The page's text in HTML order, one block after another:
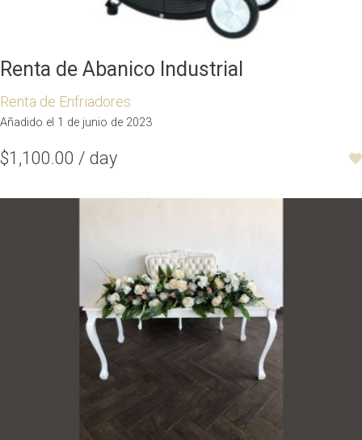
Renta de Abanico Industrial
Renta de Enfriadores
Añadido el 1 de junio de 2023
$1,100.00 / day